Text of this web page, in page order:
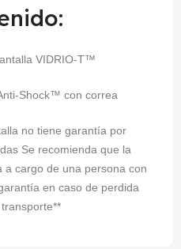
VIDRIO-T™
Shock™ con correa
no tiene garantía por
Se recomienda que la
a cargo de una persona con
en caso de perdida